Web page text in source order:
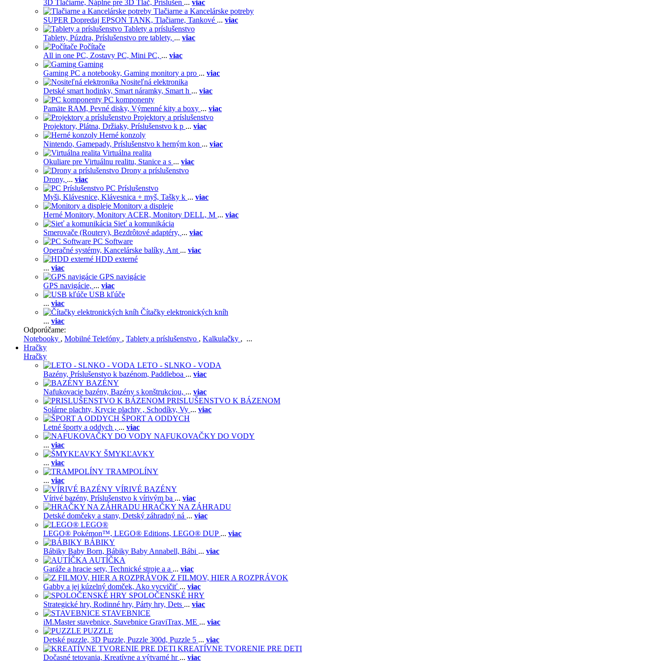
3D Tlačiarne, Náplne pre 3D Tlač, Príslušen ... viac
Tlačiarne a Kancelárske potreby
SUPER Dopredaj EPSON TANK, Tlačiarne, Tankové ... viac
Tablety a príslušenstvo
Tablety, Púzdra, Príslušenstvo pre tablety, ... viac
Počítače
All in one PC, Zostavy PC, Mini PC, ... viac
Gaming
Gaming PC a notebooky, Gaming monitory a pro ... viac
Nositeľná elektronika
Detské smart hodinky, Smart náramky, Smart h ... viac
PC komponenty
Pamäte RAM, Pevné disky, Výmenné kity a boxy ... viac
Projektory a príslušenstvo
Projektory, Plátna, Držiaky, Príslušenstvo k p ... viac
Herné konzoly
Nintendo, Gamepady, Príslušenstvo k herným kon ... viac
Virtuálna realita
Okuliare pre Virtuálnu realitu, Stanice a s ... viac
Drony a príslušenstvo
Drony, ... viac
PC Príslušenstvo
Myši, Klávesnice, Klávesnica + myš, Tašky k ... viac
Monitory a displeje
Herné Monitory, Monitory ACER, Monitory DELL, M ... viac
Sieť a komunikácia
Smerovače (Routery), Bezdrôtové adaptéry, ... viac
PC Software
Operačné systémy, Kancelárske balíky, Ant ... viac
HDD externé
... viac
GPS navigácie
GPS navigácie, ... viac
USB kľúče
... viac
Čítačky elektronických kníh
... viac
Odporúčame:
Notebooky , Mobilné Telefóny , Tablety a príslušenstvo , Kalkulačky , ...
Hračky
Hračky
LETO - SLNKO - VODA
Bazény, Príslušenstvo k bazénom, Paddleboa ... viac
BAZÉNY
Nafukovacie bazény, Bazény s konštrukciou, ... viac
PRISLUŠENSTVO K BÁZENOM
Solárne plachty, Krycie plachty , Schodíky, Vy ... viac
ŠPORT A ODDYCH
Letné športy a oddych , ... viac
NAFUKOVAČKY DO VODY
... viac
ŠMYKĽAVKY
... viac
TRAMPOLÍNY
... viac
VÍRIVÉ BAZÉNY
Vírivé bazény, Príslušenstvo k vírivým ba ... viac
HRAČKY NA ZÁHRADU
Detské domčeky a stany, Detský záhradný ná ... viac
LEGO®
LEGO® Pokémon™, LEGO® Editions, LEGO® DUP ... viac
BÁBIKY
Bábiky Baby Born, Bábiky Baby Annabell, Bábi ... viac
AUTÍČKA
Garáže a hracie sety, Technické stroje a a ... viac
Z FILMOV, HIER A ROZPRÁVOK
Gabby a jej kúzelný domček, Ako vycvičiť ... viac
SPOLOČENSKÉ HRY
Strategické hry, Rodinné hry, Párty hry, Dets ... viac
STAVEBNICE
iM.Master stavebnice, Stavebnice GraviTrax, ME ... viac
PUZZLE
Detské puzzle, 3D Puzzle, Puzzle 300d, Puzzle 5 ... viac
KREATÍVNE TVORENIE PRE DETI
Dočasné tetovania, Kreatívne a výtvarné hr ... viac